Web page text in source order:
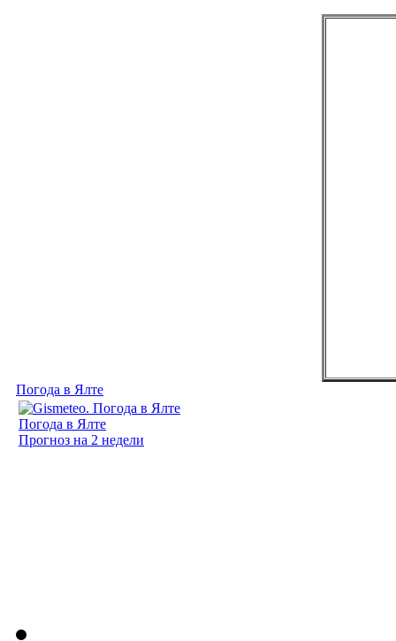
Погода в Ялте
Погода в Ялте
Прогноз на 2 недели